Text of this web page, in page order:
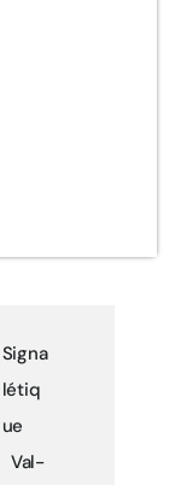
Signa
létiq
ue
Val-